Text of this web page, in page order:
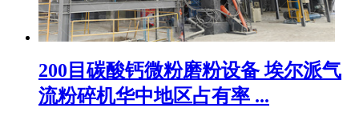
200目碳酸钙微粉磨粉设备 埃尔派气
流粉碎机华中地区占有率 ...